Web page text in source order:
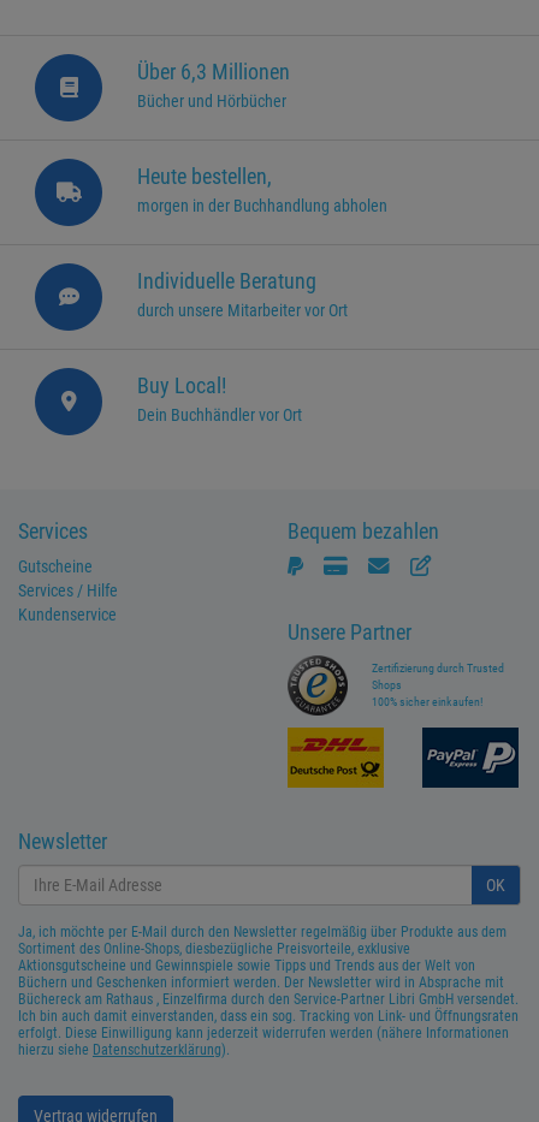
Über 6,3 Millionen
Bücher und Hörbücher
Heute bestellen,
morgen in der Buchhandlung abholen
Individuelle Beratung
durch unsere Mitarbeiter vor Ort
Buy Local!
Dein Buchhändler vor Ort
Services
Gutscheine
Services / Hilfe
Kundenservice
Bequem bezahlen
Unsere Partner
Zertifizierung durch Trusted
Shops
100% sicher einkaufen!
Newsletter
OK
Ja, ich möchte per E-Mail durch den Newsletter regelmäßig über Produkte aus dem
Sortiment des Online-Shops, diesbezügliche Preisvorteile, exklusive
Aktionsgutscheine und Gewinnspiele sowie Tipps und Trends aus der Welt von
Büchern und Geschenken informiert werden. Der Newsletter wird in Absprache mit
Büchereck am Rathaus , Einzelfirma durch den Service-Partner Libri GmbH versendet.
Ich bin auch damit einverstanden, dass ein sog. Tracking von Link- und Öffnungsraten
erfolgt. Diese Einwilligung kann jederzeit widerrufen werden (nähere Informationen
hierzu siehe Datenschutzerklärung).
Vertrag widerrufen